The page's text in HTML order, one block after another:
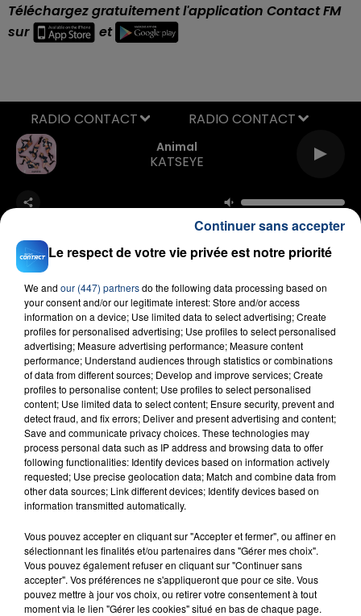
Téléchargez gratuitement l'application Contact FM
sur
et
Animal
KATSEYE
RADIO CONTACT
FIL D'ACTU
23 juillet 2026
INCENDIE MORTEL À LENS : UNE FEMME ET
SON BÉBÉ ENTRE LA VIE ET LA...
aspergé sa compagne et leur bébé de trois mois
d'un liquide inflammable.
Le respect de votre vie privée est notre priorité
We and our (447) partnersdo the following data processing based on
your consent and/or our legitimate interest: Store and/or access
information on a device; Use limited data to select advertising; Create
profiles for personalised advertising; Use profiles to select personalised
advertising; Measure advertising performance; Measure content
performance; Understand audiences through statistics or combinations
of data from different sources; Develop and improve services; Create
profiles to personalise content; Use profiles to select personalised
content; Use limited data to select content; Ensure security, prevent and
detect fraud, and fix errors; Deliver and present advertising and content;
Save and communicate privacy choices. These technologies may
process personal data such as IP address and browsing data to offer
following functionalities: Identify devices based on information actively
requested; Use precise geolocation data; Match and combine data from
other data sources; Link different devices; Identify devices based on
information transmitted automatically.
Vous pouvez accepter en cliquant sur "Accepter et fermer", ou affiner en
sélectionnant les finalités et/ou partenaires dans "Gérer mes choix".
Vous pouvez également refuser en cliquant sur "Continuer sans
accepter". Vos préférences ne s'appliqueront que pour ce site. Vous
pouvez mettre à jour vos choix, ou retirer votre consentement à tout
moment via le lien "Gérer les cookies" situé en bas de chaque page.
Continuer sans accepter